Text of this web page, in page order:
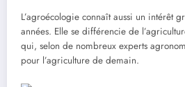
L’agroécologie connaît aussi un intérêt
années. Elle se différencie de
qui, selon de nombreux experts
pour l’agriculture de demain.